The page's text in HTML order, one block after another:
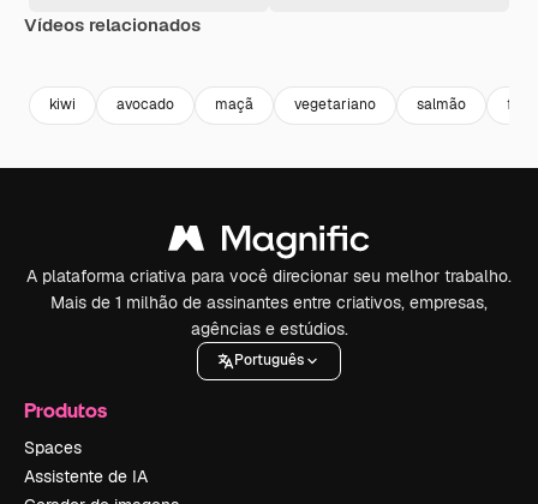
Vídeos relacionados
kiwi avocado maçã vegetariano salmão
A plataforma criativa para você direcionar seu melhor trabalho.
Mais de 1 milhão de assinantes entre criativos, empresas,
agências e estúdios.
Português
Produtos
Spaces
Assistente de IA